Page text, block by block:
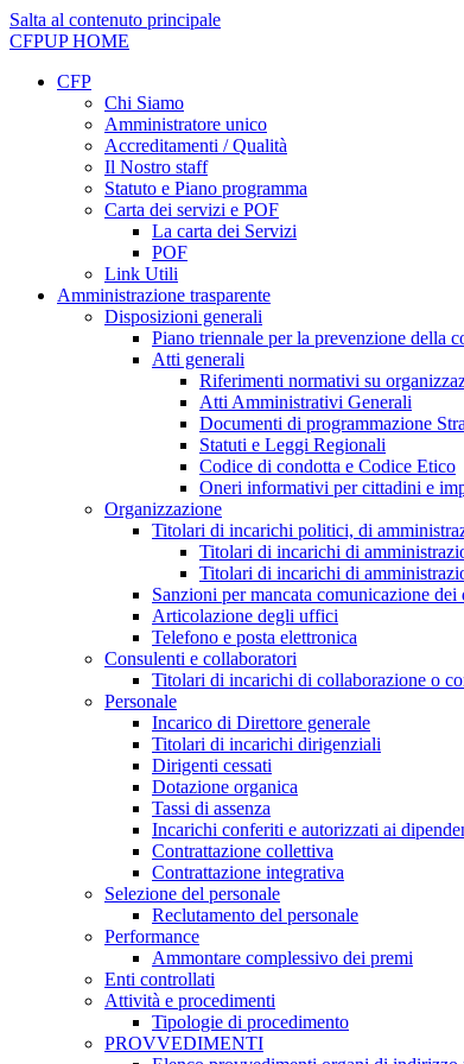
Salta al contenuto principale
CFPUPHOME
CFP
Chi Siamo
Amministratore unico
Accreditamenti / Qualità
Il Nostro staff
Statuto e Piano programma
Carta dei servizi e POF
La carta dei Servizi
POF
Link Utili
Amministrazione trasparente
Disposizioni generali
Piano triennale per la prevenzione della
Atti generali
Riferimenti normativi su
Atti Amministrativi Generali
Documenti di programmazione
Statuti e Leggi Regionali
Codice di condotta e Codice Etico
Oneri informativi per cittadini e
Organizzazione
Titolari di incarichi politici, di
Titolari di incarichi di
Titolari di incarichi di
Sanzioni per mancata comunicazione dei
Articolazione degli uffici
Telefono e posta elettronica
Consulenti e collaboratori
Titolari di incarichi di collaborazione o
Personale
Incarico di Direttore generale
Titolari di incarichi dirigenziali
Dirigenti cessati
Dotazione organica
Tassi di assenza
Incarichi conferiti e autorizzati ai
Contrattazione collettiva
Contrattazione integrativa
Selezione del personale
Reclutamento del personale
Performance
Ammontare complessivo dei premi
Enti controllati
Attività e procedimenti
Tipologie di procedimento
PROVVEDIMENTI